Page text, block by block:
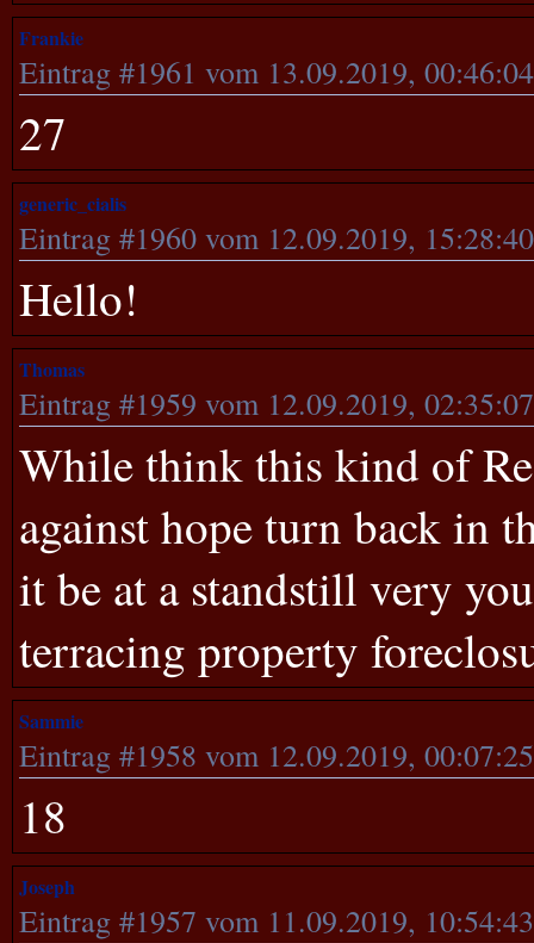
Frankie
Eintrag #1961 vom 13.09.2019,
27
generic_cialis
Eintrag #1960 vom 12.09.2019,
Hello!
Thomas
Eintrag #1959 vom 12.09.2019,
While think this kind of
against hope turn back in
it be at a standstill very
terracing property
Sammie
Eintrag #1958 vom 12.09.2019,
18
Joseph
Eintrag #1957 vom 11.09.2019,